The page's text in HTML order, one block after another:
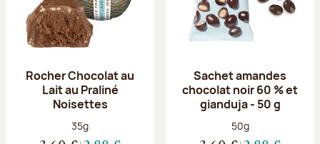
Rocher Chocolat au
Lait au Praliné
Noisettes
Poids net :
35g
Sachet amandes
chocolat noir 60 % et
gianduja - 50 g
Poids net :
50g